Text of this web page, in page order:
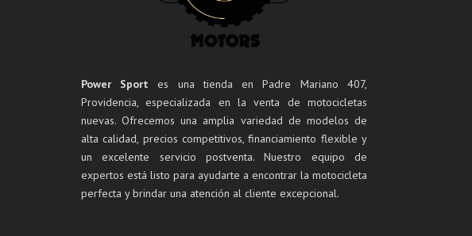
Power Sport es una tienda en Padre Mariano 407,
Providencia, especializada en la venta de motocicletas
nuevas. Ofrecemos una amplia variedad de modelos de
alta calidad, precios competitivos, financiamiento flexible y
un excelente servicio postventa. Nuestro equipo de
expertos está listo para ayudarte a encontrar la motocicleta
perfecta y brindar una atención al cliente excepcional.